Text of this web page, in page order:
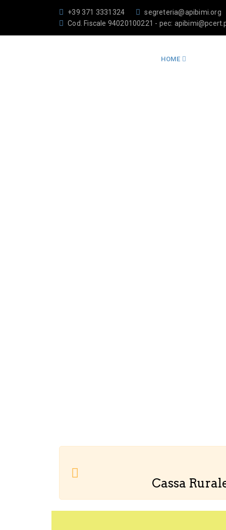
+39 371 3331324
segreteria@apibimi.org
Cod. Fiscale 94020100221 - pec:
HOME
Cassa